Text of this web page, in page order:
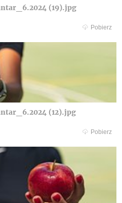
(19).jpg
Pobierz
(12).jpg
Pobierz